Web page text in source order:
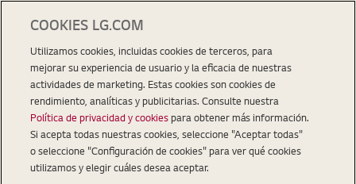
COOKIES LG.COM
Utilizamos cookies, incluidas cookies de terceros, para
mejorar su experiencia de usuario y la eficacia de nuestras
actividades de marketing. Estas cookies son cookies de
rendimiento, analíticas y publicitarias. Consulte nuestra
Política de privacidad y cookiespara obtener más información.
Si acepta todas nuestras cookies, seleccione "Aceptar todas"
o seleccione "Configuración de cookies" para ver qué cookies
utilizamos y elegir cuáles desea aceptar.